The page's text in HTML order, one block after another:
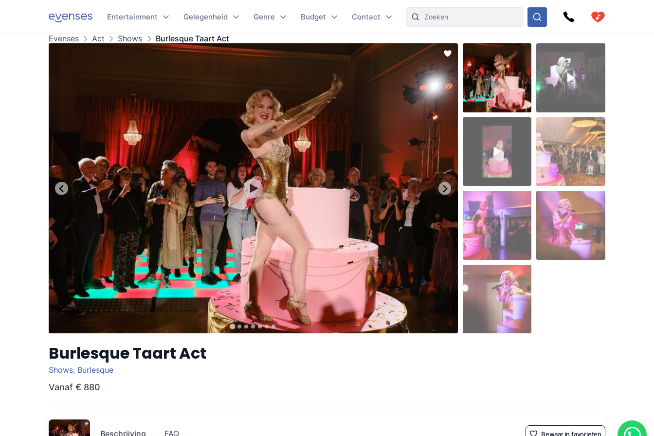
Entertainment Gelegenheid Genre Budget Contact
Evenses Act Shows Burlesque Taart Act
Burlesque Taart Act
Shows, Burlesque
Vanaf € 880
Beschrijving FAQ Bewaar in favorieten